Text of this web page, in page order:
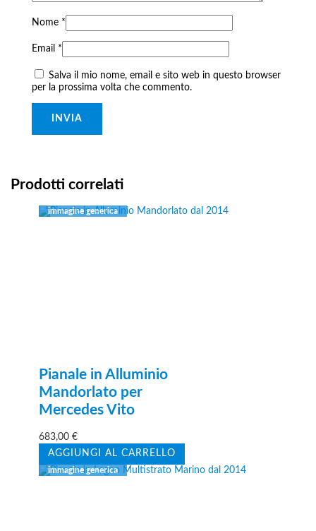
Nome *
Email *
Salva il mio nome, email e sito web in questo browser
per la prossima volta che commento.
Prodotti correlati
Pianale in Alluminio
Mandorlato per
Mercedes Vito
683,00€
AGGIUNGI AL CARRELLO